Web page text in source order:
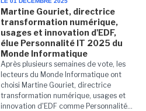
Martine Gouriet, directrice
transformation numérique,
usages et innovation d'EDF,
élue Personnalité IT 2025 du
Monde Informatique
Après plusieurs semaines de vote, les
lecteurs du Monde Informatique ont
choisi Martine Gouriet, directrice
transformation numérique, usages et
innovation d'EDF comme Personnalité...